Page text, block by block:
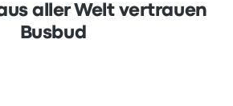
aller Welt vertrauen
Busbud